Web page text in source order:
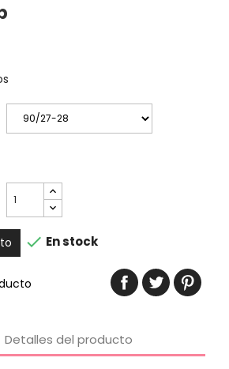
 En stock
Detalles del producto